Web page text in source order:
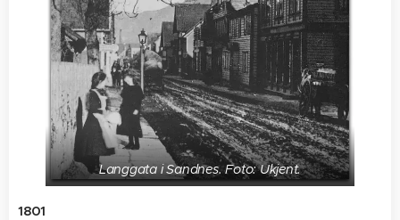
Langgata i Sandnes. Foto: Ukjent.
1801